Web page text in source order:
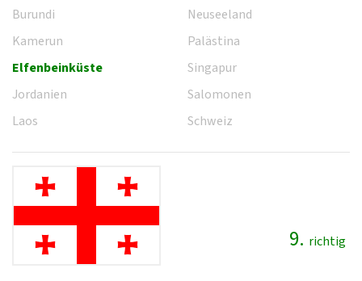
Burundi
Kamerun
Elfenbeinküste
Jordanien
Laos
Neuseeland
Palästina
Singapur
Salomonen
Schweiz
9. richtig